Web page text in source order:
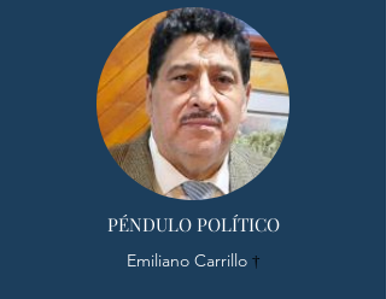
PÉNDULO POLÍTICO
Emiliano Carrillo †